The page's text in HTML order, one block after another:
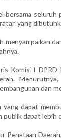
bersama
yang
menyampaikan
Komisi I
dan
yang dapat
dapat lebih
Penataan